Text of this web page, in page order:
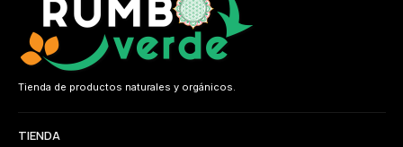
Tienda de productos naturales y orgánicos.
TIENDA